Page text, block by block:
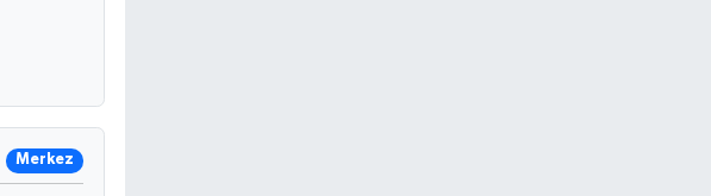
Merkez